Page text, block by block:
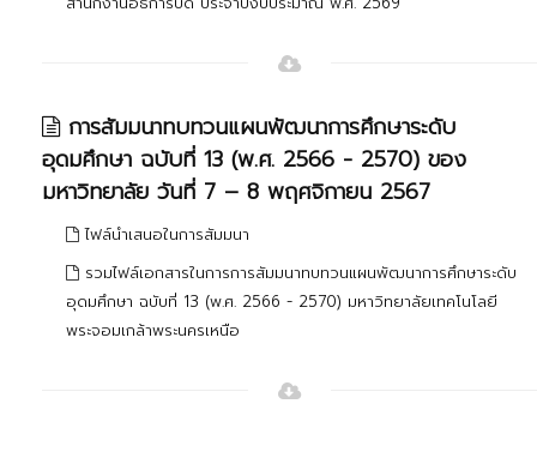
การสัมมนาทบทวนแผนพัฒนาการศึกษาระดับ
อุดมศึกษา ฉบับที่ 13 (พ.ศ. 2566 - 2570) ของ
มหาวิทยาลัย วันที่ 7 – 8 พฤศจิกายน 2567
ไฟล์นำเสนอในการสัมมนา
รวมไฟล์เอกสารในการการสัมมนาทบทวนแผนพัฒนาการศึกษาระดับ
อุดมศึกษา ฉบับที่ 13 (พ.ศ. 2566 - 2570) มหาวิทยาลัยเทคโนโลยี
พระจอมเกล้าพระนครเหนือ